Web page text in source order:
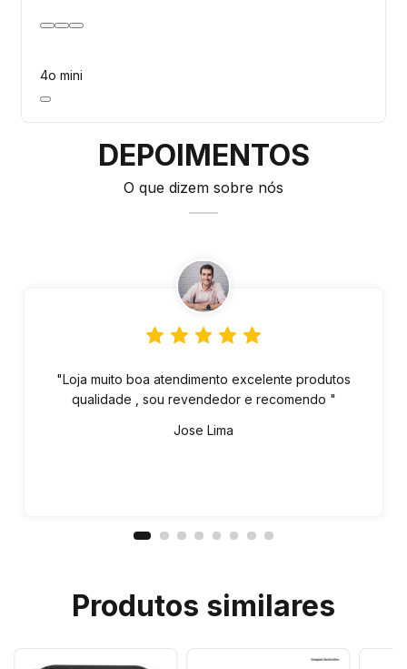
4o mini
DEPOIMENTOS
O que dizem sobre nós
"Loja muito boa atendimento excelente produtos
qualidade , sou revendedor e recomendo "
Jose Lima
Produtos similares